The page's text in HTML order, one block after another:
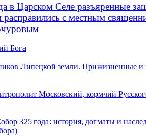
в Царском Селе разъяренные
расправились с местным
Бога
Липецкой земли. Прижизненные и
Московский, кормчий
325 года: история, догматы и